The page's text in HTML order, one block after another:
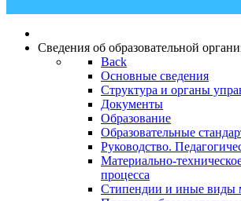
Сведения об образовательной
Back
Основные сведения
Структура и органы
Документы
Образование
Образовательные
Руководство.
Материально-
процесса
Стипендии и иные виды